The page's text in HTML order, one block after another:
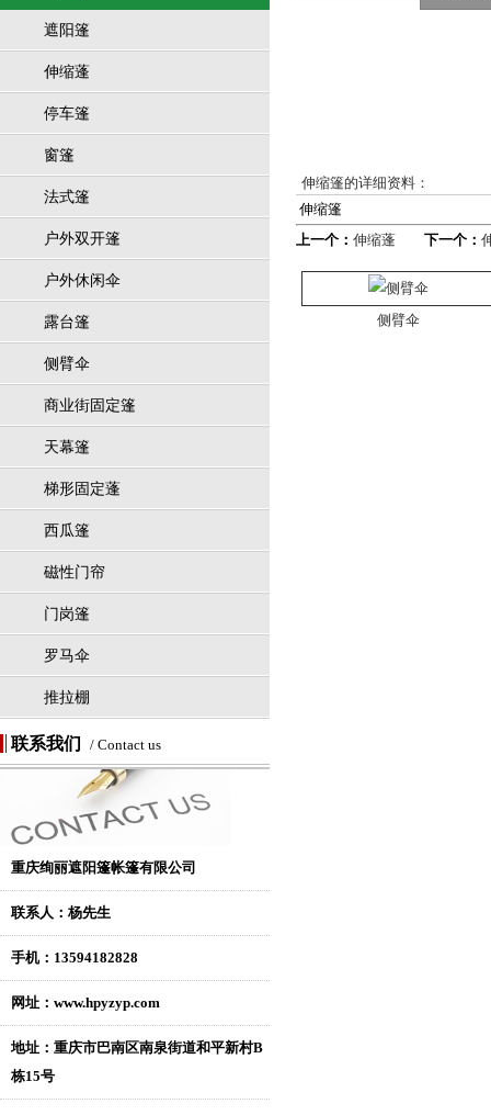
遮阳篷
伸缩蓬
停车篷
窗篷
法式篷
户外双开篷
户外休闲伞
露台篷
侧臂伞
商业街固定篷
天幕篷
梯形固定蓬
西瓜篷
磁性门帘
门岗篷
罗马伞
推拉棚
联系我们 / Contact us
重庆绚丽遮阳篷帐篷有限公司
联系人：杨先生
手机：13594182828
网址：www.hpyzyp.com
地址：重庆市巴南区南泉街道和平新村B
栋15号
伸缩篷的详细资料：
伸缩篷
上一个： 伸缩蓬 下一个：
侧臂伞